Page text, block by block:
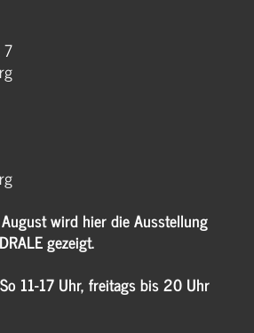
wird hier die Ausstellung
gezeigt.
11-17 Uhr, freitags bis 20 Uhr